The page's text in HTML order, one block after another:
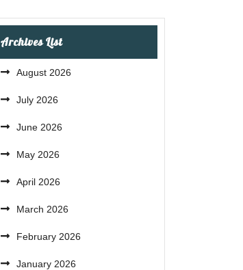
Archives List
August 2026
July 2026
June 2026
May 2026
April 2026
March 2026
February 2026
January 2026